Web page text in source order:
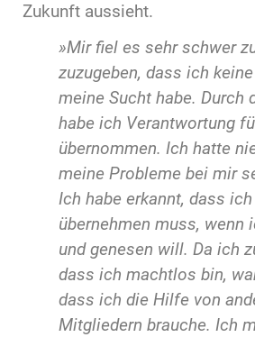
Zukunft aussieht.
»Mir fiel es sehr schwer
zuzugeben, dass ich
meine Sucht habe. Durch
habe ich Verantwortung
übernommen. Ich hatte
meine Probleme bei mir
Ich habe erkannt, dass
übernehmen muss, wenn
und genesen will. Da ich
dass ich machtlos bin,
dass ich die Hilfe von
Mitgliedern brauche. Ich